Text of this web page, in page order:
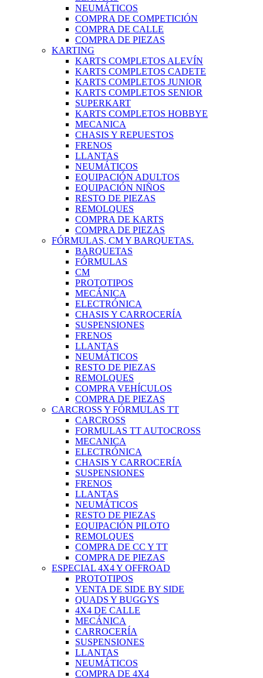
NEUMÁTICOS
COMPRA DE COMPETICIÓN
COMPRA DE CALLE
COMPRA DE PIEZAS
KARTING
KARTS COMPLETOS ALEVÍN
KARTS COMPLETOS CADETE
KARTS COMPLETOS JUNIOR
KARTS COMPLETOS SENIOR
SUPERKART
KARTS COMPLETOS HOBBYE
MECANICA
CHASIS Y REPUESTOS
FRENOS
LLANTAS
NEUMÁTICOS
EQUIPACIÓN ADULTOS
EQUIPACIÓN NIÑOS
RESTO DE PIEZAS
REMOLQUES
COMPRA DE KARTS
COMPRA DE PIEZAS
FÓRMULAS, CM Y BARQUETAS.
BARQUETAS
FÓRMULAS
CM
PROTOTIPOS
MECÁNICA
ELECTRÓNICA
CHASIS Y CARROCERÍA
SUSPENSIONES
FRENOS
LLANTAS
NEUMÁTICOS
RESTO DE PIEZAS
REMOLQUES
COMPRA VEHÍCULOS
COMPRA DE PIEZAS
CARCROSS Y FÓRMULAS TT
CARCROSS
FORMULAS TT AUTOCROSS
MECANICA
ELECTRÓNICA
CHASIS Y CARROCERÍA
SUSPENSIONES
FRENOS
LLANTAS
NEUMÁTICOS
RESTO DE PIEZAS
EQUIPACIÓN PILOTO
REMOLQUES
COMPRA DE CC Y TT
COMPRA DE PIEZAS
ESPECIAL 4X4 Y OFFROAD
PROTOTIPOS
VENTA DE SIDE BY SIDE
QUADS Y BUGGYS
4X4 DE CALLE
MECÁNICA
CARROCERÍA
SUSPENSIONES
LLANTAS
NEUMÁTICOS
COMPRA DE 4X4